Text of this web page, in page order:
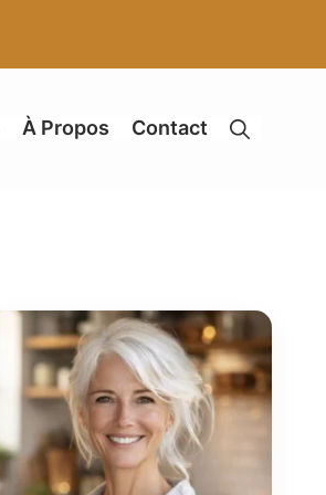
À Propos Contact